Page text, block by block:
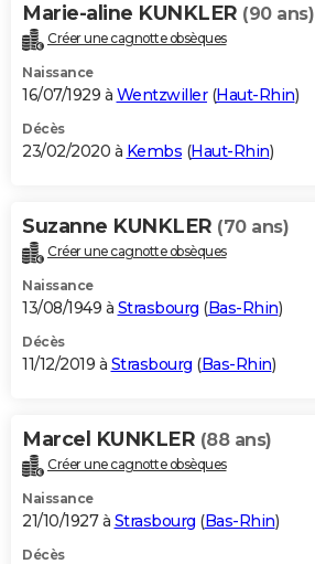
Marie-aline KUNKLER (90 ans)
Créer une cagnotte obsèques
Naissance
16/07/1929 à Wentzwiller(Haut-Rhin)
Décès
23/02/2020 à Kembs (Haut-Rhin)
Suzanne KUNKLER (70 ans)
Créer une cagnotte obsèques
Naissance
13/08/1949 à Strasbourg (Bas-Rhin)
Décès
11/12/2019 à Strasbourg (Bas-Rhin)
Marcel KUNKLER (88 ans)
Créer une cagnotte obsèques
Naissance
21/10/1927 à Strasbourg (Bas-Rhin)
Décès